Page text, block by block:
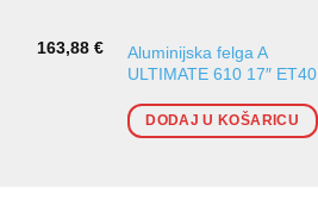
163,88 €
Aluminijska felga A
ULTIMATE 610 17″ ET40
DODAJ U KOŠARICU